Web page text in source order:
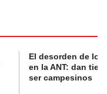
El desorden de
en la ANT: dan
ser campesinos